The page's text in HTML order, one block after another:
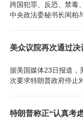
跨国犯罪、反恐、禁毒
中央政法委秘书长訚柏
美众议院再次通过
据美国媒体23日报道，
次要求特朗普政府停止
特朗普称正“认真考